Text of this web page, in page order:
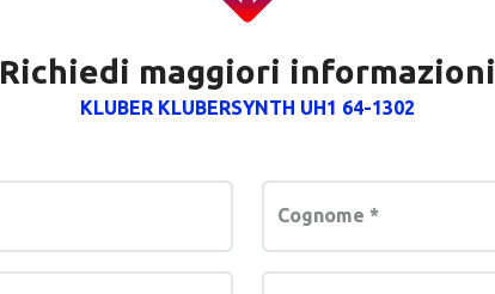
Richiedi maggiori informazioni
KLUBER KLUBERSYNTH UH1 64-1302
Cognome *